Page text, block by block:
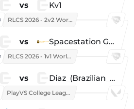
vs Kv1
RLCS 2026 - 2v2 World Championship
vs Spacestation Gaming
RLCS 2026 - 1v1 World Championship
vs Diaz_(Brazilian_Player)
PlayVS College League 2025: Fall